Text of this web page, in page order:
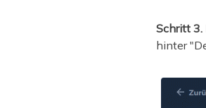
Schritt 3.
hinter